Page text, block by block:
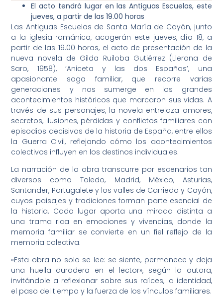
El acto tendrá lugar en las Antiguas Escuelas, este
jueves, a partir de las 19.00 horas
Las Antiguas Escuelas de Santa María de Cayón, junto
a la iglesia románica, acogerán este jueves, día 18, a
partir de las 19.00 horas, el acto de presentación de la
nueva novela de Gilda Ruiloba Gutiérrez (Llerana de
Saro, 1958), ‘Aniceta y las dos Españas’, una
apasionante saga familiar, que recorre varias
generaciones y nos sumerge en los grandes
acontecimientos históricos que marcaron sus vidas. A
través de sus personajes, la novela entrelaza amores,
secretos, ilusiones, pérdidas y conflictos familiares con
episodios decisivos de la historia de España, entre ellos
la Guerra Civil, reflejando cómo los acontecimientos
colectivos influyen en los destinos individuales.
La narración de la obra transcurre por escenarios tan
diversos como Toledo, Madrid, México, Asturias,
Santander, Portugalete y los valles de Carriedo y Cayón,
cuyos paisajes y tradiciones forman parte esencial de
la historia. Cada lugar aporta una mirada distinta a
una trama rica en emociones y vivencias, donde la
memoria familiar se convierte en un fiel reflejo de la
memoria colectiva.
«Esta obra no solo se lee: se siente, permanece y deja
una huella duradera en el lector», según la autora,
invitándole a reflexionar sobre sus raíces, la identidad,
el paso del tiempo y la fuerza de los vínculos familiares.